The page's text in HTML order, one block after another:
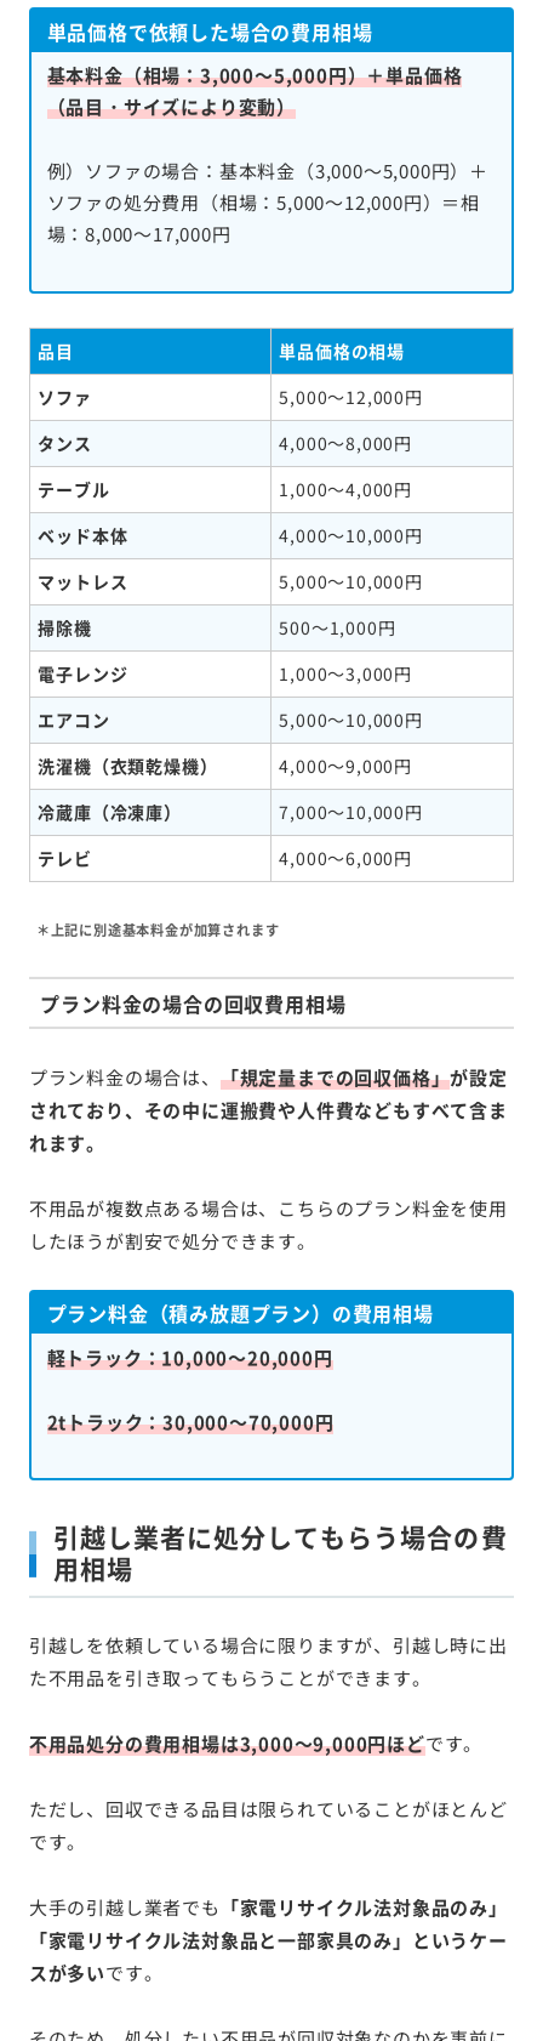
単品価格で依頼した場合の費用相場
基本料金（相場：3,000～5,000円）＋単品価格
（品目・サイズにより変動）
例）ソファの場合：基本料金（3,000～5,000円）＋
ソファの処分費用（相場：5,000～12,000円）＝相
場：8,000～17,000円
品目
単品価格の相場
ソファ
5,000～12,000円
タンス
4,000～8,000円
テーブル
1,000～4,000円
ベッド本体
4,000～10,000円
マットレス
5,000～10,000円
掃除機
500～1,000円
電子レンジ
1,000～3,000円
エアコン
5,000～10,000円
洗濯機（衣類乾燥機）
4,000～9,000円
冷蔵庫（冷凍庫）
7,000～10,000円
テレビ
4,000～6,000円
＊上記に別途基本料金が加算されます
プラン料金の場合の回収費用相場
プラン料金の場合は、 「規定量までの回収価格」が設定
されており、その中に運搬費や人件費などもすべて含ま
れます。
不用品が複数点ある場合は、こちらのプラン料金を使用
したほうが割安で処分できます。
プラン料金（積み放題プラン）の費用相場
軽トラック：10,000～20,000円
2tトラック：30,000～70,000円
引越し業者に処分してもらう場合の費
用相場
引越しを依頼している場合に限りますが、引越し時に出
た不用品を引き取ってもらうことができます。
不用品処分の費用相場は3,000～9,000円ほどです。
ただし、回収できる品目は限られていることがほとんど
です。
大手の引越し業者でも 「家電リサイクル法対象品のみ」
「家電リサイクル法対象品と一部家具のみ」というケー
スが多いです。